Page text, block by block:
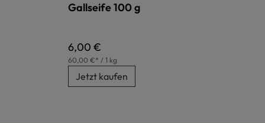
Gallseife 100 g
Regulärer Preis:
6,00 €
60,00 €* / 1 kg
Jetzt kaufen